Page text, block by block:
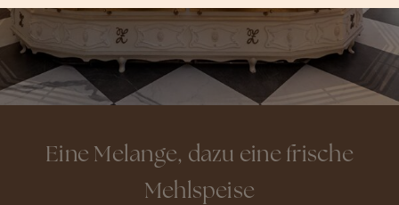
Eine Melange, dazu eine frische
Mehlspeise